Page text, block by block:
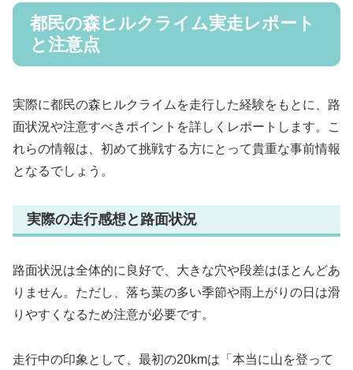
都民の森ヒルクライム実走レポート
と注意点
実際に都民の森ヒルクライムを走行した経験をもとに、路
面状況や注意すべきポイントを詳しくレポートします。こ
れらの情報は、初めて挑戦する方にとって貴重な事前情報
となるでしょう。
実際の走行感想と路面状況
路面状況は全体的に良好で、大きな穴や段差はほとんどあ
りません。ただし、落ち葉の多い季節や雨上がりの日は滑
りやすくなるため注意が必要です。
走行中の印象として、最初の20kmは「本当に山を登って